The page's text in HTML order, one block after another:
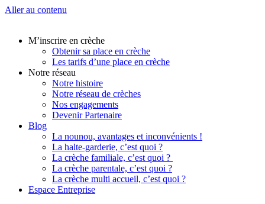
Aller au contenu
M’inscrire en crèche
Obtenir sa place en crèche
Les tarifs d’une place en crèche
Notre réseau
Notre histoire
Notre réseau de crèches
Nos engagements
Devenir Partenaire
Blog
La nounou, avantages et inconvénients !
La halte-garderie, c’est quoi ?
La crèche familiale, c’est quoi ?
La crèche parentale, c’est quoi ?
La crèche multi accueil, c’est quoi ?
Espace Entreprise